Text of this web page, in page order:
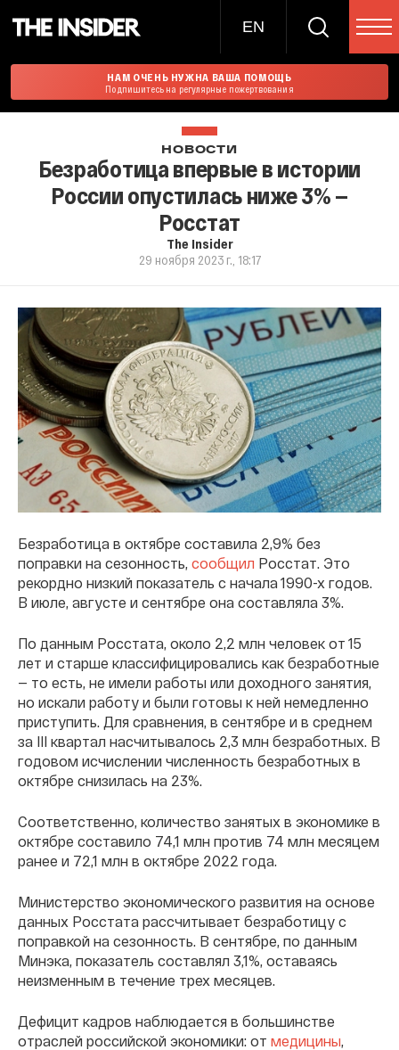
EN
НАМ ОЧЕНЬ НУЖНА ВАША ПОМОЩЬ
Подпишитесь на регулярные пожертвования
НОВОСТИ
Безработица впервые в истории
России опустилась ниже 3% —
Росстат
The Insider
29 ноября 2023 г., 18:17
Безработица в октябре составила 2,9% без
поправки на сезонность, сообщил Росстат. Это
рекордно низкий показатель с начала 1990-х годов.
В июле, августе и сентябре она составляла 3%.
По данным Росстата, около 2,2 млн человек от 15
лет и старше классифицировались как безработные
— то есть, не имели работы или доходного занятия,
но искали работу и были готовы к ней немедленно
приступить. Для сравнения, в сентябре и в среднем
за III квартал насчитывалось 2,3 млн безработных. В
годовом исчислении численность безработных в
октябре снизилась на 23%.
Соответственно, количество занятых в экономике в
октябре составило 74,1 млн против 74 млн месяцем
ранее и 72,1 млн в октябре 2022 года.
Министерство экономического развития на основе
данных Росстата рассчитывает безработицу с
поправкой на сезонность. В сентябре, по данным
Минэка, показатель составлял 3,1%, оставаясь
неизменным в течение трех месяцев.
Дефицит кадров наблюдается в большинстве
отраслей российской экономики: от медицины